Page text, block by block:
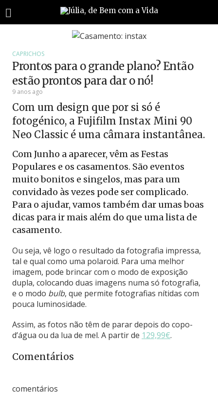
CAPRICHOS
Prontos para o grande plano? Então
estão prontos para dar o nó!
9 anos ago
Com um design que por si só é
fotogénico, a Fujifilm Instax Mini 90
Neo Classic é uma câmara instantânea.
Com Junho a aparecer, vêm as Festas
Populares e os casamentos. São eventos
muito bonitos e singelos, mas para um
convidado às vezes pode ser complicado.
Para o ajudar, vamos também dar umas boas
dicas para ir mais além do que uma lista de
casamento.
Ou seja, vê logo o resultado da fotografia impressa,
tal e qual como uma polaroid. Para uma melhor
imagem, pode brincar com o modo de exposição
dupla, colocando duas imagens numa só fotografia,
e o modo bulb, que permite fotografias nítidas com
pouca luminosidade.
Assim, as fotos não têm de parar depois do copo-
d’água ou da lua de mel. A partir de 129,99€.
Comentários
comentários